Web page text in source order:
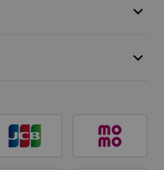
keyboard_arrow_down
keyboard_arrow_down